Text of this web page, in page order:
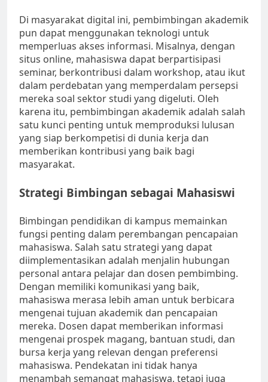
Di masyarakat digital ini, pembimbingan akademik
pun dapat menggunakan teknologi untuk
memperluas akses informasi. Misalnya, dengan
situs online, mahasiswa dapat berpartisipasi
seminar, berkontribusi dalam workshop, atau ikut
dalam perdebatan yang memperdalam persepsi
mereka soal sektor studi yang digeluti. Oleh
karena itu, pembimbingan akademik adalah salah
satu kunci penting untuk memproduksi lulusan
yang siap berkompetisi di dunia kerja dan
memberikan kontribusi yang baik bagi
masyarakat.
Strategi Bimbingan sebagai Mahasiswi
Bimbingan pendidikan di kampus memainkan
fungsi penting dalam perembangan pencapaian
mahasiswa. Salah satu strategi yang dapat
diimplementasikan adalah menjalin hubungan
personal antara pelajar dan dosen pembimbing.
Dengan memiliki komunikasi yang baik,
mahasiswa merasa lebih aman untuk berbicara
mengenai tujuan akademik dan pencapaian
mereka. Dosen dapat memberikan informasi
mengenai prospek magang, bantuan studi, dan
bursa kerja yang relevan dengan preferensi
mahasiswa. Pendekatan ini tidak hanya
menambah semangat mahasiswa, tetapi juga